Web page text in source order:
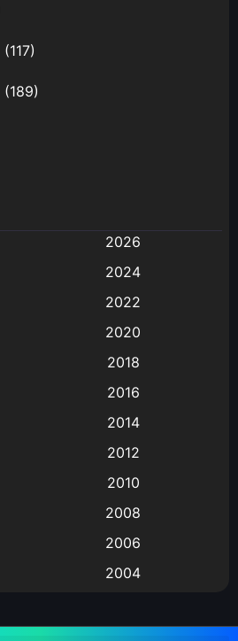
(117)
(189)
2026
2024
2022
2020
2018
2016
2014
2012
2010
2008
2006
2004